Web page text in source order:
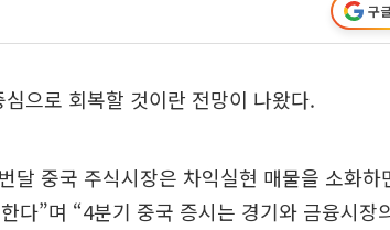
구
으로 회복할 것이란 전망이 나왔다.
달 중국 주식시장은 차익실현 매물을 소화하
다”며 “4분기 중국 증시는 경기와 금융시장